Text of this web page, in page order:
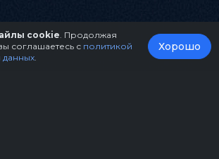
cookie . Продолжая
соглашаетесь с политикой
Хорошо